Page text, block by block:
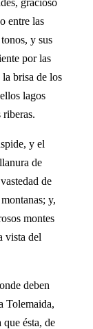
entre las
y sus
por las
brisa de los
lagos
riberas.
y el
de
de
y,
montes
vista del
deben
Tolemaida,
que ésta, de